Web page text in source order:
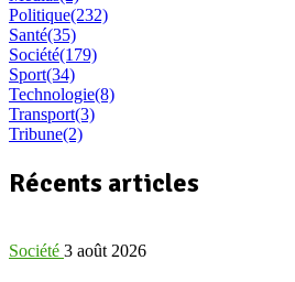
Politique(232)
Santé(35)
Société(179)
Sport(34)
Technologie(8)
Transport(3)
Tribune(2)
Récents articles
Société 3 août 2026